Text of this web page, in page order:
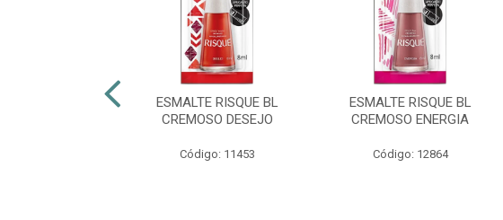
ESMALTE RISQUE BL
CREMOSO DESEJO
Código: 11453
ESMALTE RISQUE BL
CREMOSO ENERGIA
Código: 12864